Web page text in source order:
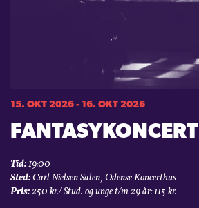
15. OKT 2026 - 16. OKT 2026
FANTASYKONCERT
Tid:19:00
Sted:Carl Nielsen Salen, Odense Koncerthus
Pris:250 kr./ Stud. og unge t/m 29 år: 115 kr.